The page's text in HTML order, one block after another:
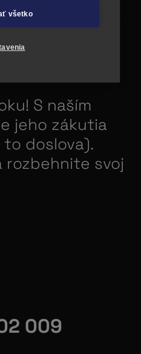
no tento proces z veľkej
S naším
jeho zákutia
doslova).
rozbehnite svoj
009
všetko